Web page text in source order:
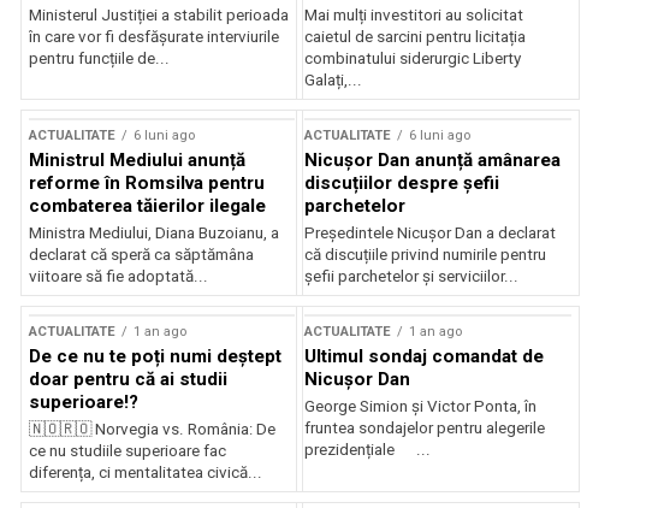
Ministerul Justiției a stabilit perioada
în care vor fi desfășurate interviurile
pentru funcțiile de...
Mai mulți investitori au solicitat
caietul de sarcini pentru licitația
combinatului siderurgic Liberty
Galați,...
ACTUALITATE 6 luni ago
Ministrul Mediului anunță
reforme în Romsilva pentru
combaterea tăierilor ilegale
Ministra Mediului, Diana Buzoianu, a
declarat că speră ca săptămâna
viitoare să fie adoptată...
ACTUALITATE 6 luni ago
Nicușor Dan anunță amânarea
discuțiilor despre șefii
parchetelor
Președintele Nicușor Dan a declarat
că discuțiile privind numirile pentru
șefii parchetelor și serviciilor...
ACTUALITATE 1 an ago
De ce nu te poți numi deștept
doar pentru că ai studii
superioare!?
🇳🇴🇷🇴 Norvegia vs. România: De
ce nu studiile superioare fac
diferența, ci mentalitatea civică...
ACTUALITATE 1 an ago
Ultimul sondaj comandat de
Nicușor Dan
George Simion și Victor Ponta, în
fruntea sondajelor pentru alegerile
prezidențiale ...